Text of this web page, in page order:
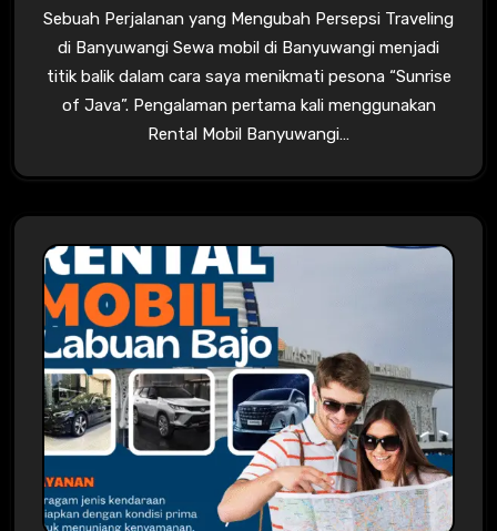
Sebuah Perjalanan yang Mengubah Persepsi Traveling
di Banyuwangi Sewa mobil di Banyuwangi menjadi
titik balik dalam cara saya menikmati pesona “Sunrise
of Java”. Pengalaman pertama kali menggunakan
Rental Mobil Banyuwangi…